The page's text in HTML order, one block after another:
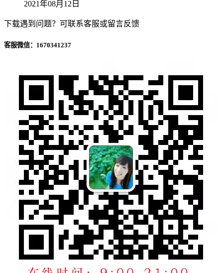
2021年08月12日
下载遇到问题？可联系客服或留言反馈
客服微信：1670341237